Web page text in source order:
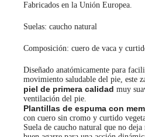
Fabricados en la Unión Europea.
Suelas: caucho natural
Composición: cuero de vaca y
Diseñado anatómicamente para
movimiento saludable del pie, este
piel de primera calidad muy
ventilación del pie.
Plantillas de espuma con
con cuero sin cromo y curtido
Suela de caucho natural que no